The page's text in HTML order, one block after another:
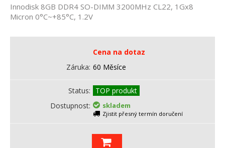
Innodisk 8GB DDR4 SO-DIMM 3200MHz CL22, 1Gx8
Micron 0°C~+85°C, 1.2V
Cena na dotaz
Záruka 60 Měsíce
Status
TOP produkt
Dostupnost
skladem
Zjistit přesný termín doručení